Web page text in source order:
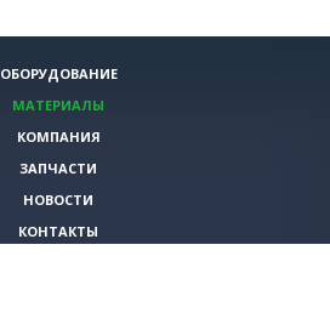
ОБОРУДОВАНИЕ
МАТЕРИАЛЫ
КОМПАНИЯ
ЗАПЧАСТИ
НОВОСТИ
КОНТАКТЫ